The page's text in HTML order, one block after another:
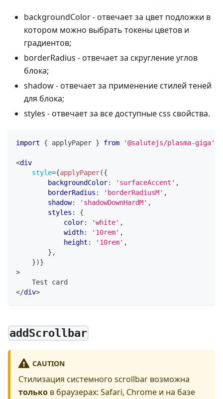
backgroundColor - отвечает за цвет подложки в
котором можно выбрать токены цветов и
градиентов;
borderRadius - отвечает за скругление углов
блока;
shadow - отвечает за применение стилей теней
для блока;
styles - отвечает за все доступные css свойства.
import { applyPaper } from '@salutejs/plasma-giga'
<div
style={applyPaper({
        backgroundColor
: 'surfaceAccent' ,
        borderRadius
: 'borderRadiusM' ,
        shadow
: 'shadowDownHardM' ,
        styles
:
{
            color
: 'white' ,
            width
: '10rem' ,
            height
: '10rem' ,
} ,
})}
>
    Test card
</div>
addScrollbar
CAUTION
Стилизация системного scrollbar возможна
только в браузерах: Safari, Chrome и на базе